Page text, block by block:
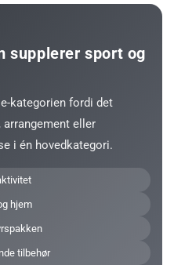
supplerer sport og
kategorien fordi det
eller
i én hovedkategori.
hjem
tilbehør